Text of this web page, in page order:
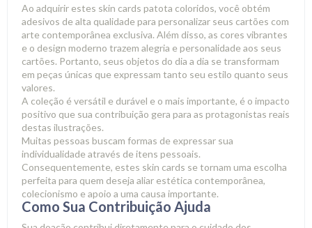
Ao adquirir estes skin cards patota coloridos, você obtém
adesivos de alta qualidade para personalizar seus cartões com
arte contemporânea exclusiva. Além disso, as cores vibrantes
e o design moderno trazem alegria e personalidade aos seus
cartões. Portanto, seus objetos do dia a dia se transformam
em peças únicas que expressam tanto seu estilo quanto seus
valores.
A coleção é versátil e durável e o mais importante, é o impacto
positivo que sua contribuição gera para as protagonistas reais
destas ilustrações.
Muitas pessoas buscam formas de expressar sua
individualidade através de itens pessoais.
Consequentemente, estes skin cards se tornam uma escolha
perfeita para quem deseja aliar estética contemporânea,
colecionismo e apoio a uma causa importante.
Como Sua Contribuição Ajuda